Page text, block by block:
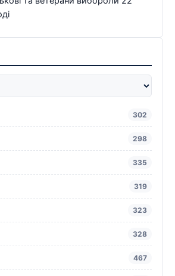
302
298
335
319
323
328
467